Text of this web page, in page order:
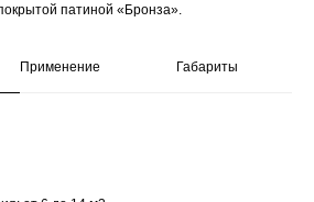
патиной «Бронза».
Применение Габариты